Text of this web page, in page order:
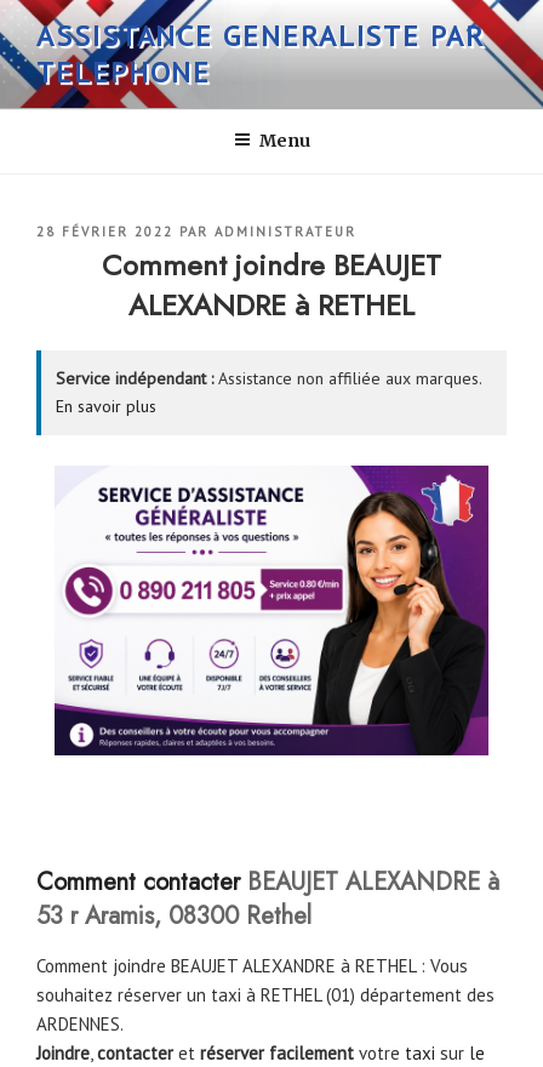
Aller
au
contenu
principal
ASSISTANCE GENERALISTE PAR
TELEPHONE
Menu
PUBLIÉ
28 FÉVRIER 2022 PAR ADMINISTRATEUR
Comment joindre BEAUJET
ALEXANDRE à RETHEL
Service indépendant :Assistance non affiliée aux marques.
En savoir plus
Comment contacterBEAUJET ALEXANDRE à
53 r Aramis, 08300 Rethel
Comment joindre BEAUJET ALEXANDRE à RETHEL : Vous
souhaitez réserver un taxi à RETHEL (01) département des
ARDENNES.
Joindre,contacteret réserver facilement votre taxi sur le